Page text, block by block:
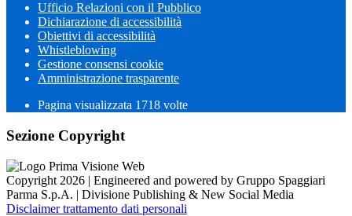
Ufficio Relazioni con il Pubblico
Dichiarazione di accessibilità
Obiettivi di accessibilità
Whistleblowing
Gestione consensi cookie
Amministrazione trasparente
Pagina visualizzata 1718 volte
Sezione Copyright
Copyright 2026 | Engineered and powered by Gruppo Spaggiari
Parma S.p.A. | Divisione Publishing & New Social Media
Disclaimer trattamento dati personali